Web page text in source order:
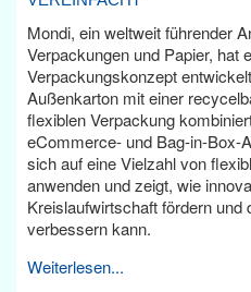
Mondi, ein weltweit führender
Verpackungen und Papier, hat
Verpackungskonzept
Außenkarton mit einer
flexiblen Verpackung
eCommerce- und Bag-in-Box-
sich auf eine Vielzahl von
anwenden und zeigt, wie
Kreislaufwirtschaft fördern und
verbessern kann.
Weiterlesen...